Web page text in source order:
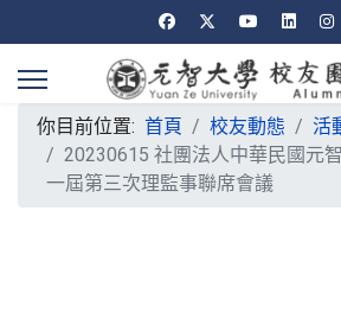
你目前位置: 首頁 校友動態
活
20230615 社團法人中華民國元
一屆第三次理監事聯席會議